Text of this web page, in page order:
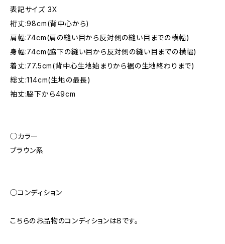
表記サイズ 3X
裄丈:98cm(背中心から)
肩幅:74cm(肩の縫い目から反対側の縫い目までの横幅)
身幅:74cm(脇下の縫い目から反対側の縫い目までの横幅)
着丈:77.5cm(背中心生地始まりから裾の生地終わりまで)
総丈:114cm(生地の最長)
袖丈:脇下から49cm
◯カラー
ブラウン系
◯コンディション
こちらのお品物のコンディションはBです。